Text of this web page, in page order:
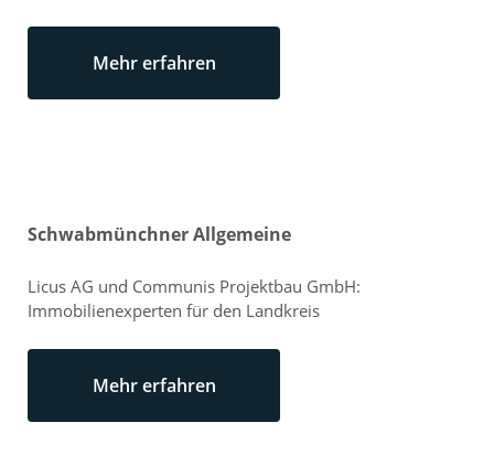
Mehr erfahren
Schwabmünchner Allgemeine
Licus AG und Communis Projektbau GmbH:
Immobilienexperten für den Landkreis
Mehr erfahren